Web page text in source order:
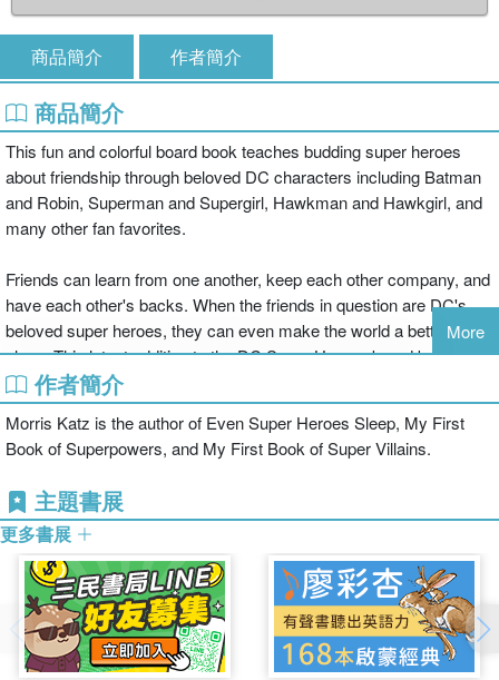
商品簡介 作者簡介
商品簡介
This fun and colorful board book teaches budding super heroes
about friendship through beloved DC characters including Batman
and Robin, Superman and Supergirl, Hawkman and Hawkgirl, and
many other fan favorites.
Friends can learn from one another, keep each other company, and
have each other's backs. When the friends in question are DC's
beloved super heroes, they can even make the world a better, safer
place. This latest addition to the DC Super Heroes board book
series explores sidekicks and friendships using DC classic
character art, and language simple enough for babies and toddlers.
More
作者簡介
Morris Katz is the author of Even Super Heroes Sleep, My First
Book of Superpowers, and My First Book of Super Villains.
主題書展
更多書展